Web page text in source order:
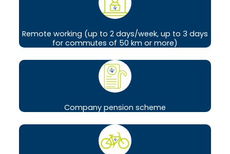
Remote working (up to 2 days/week, up to 3 days
for commutes of 50 km or more)
Company pension scheme